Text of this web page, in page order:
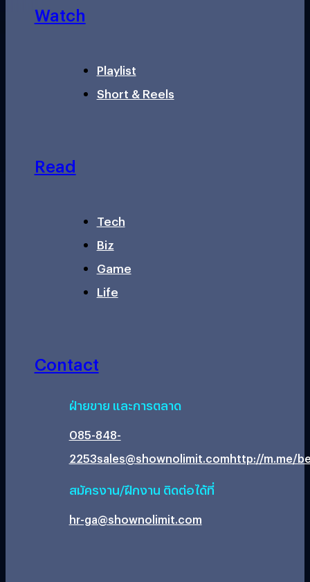
Watch
Playlist
Short & Reels
Read
Tech
Biz
Game
Life
Contact
ฝ่ายขาย และการตลาด
085-848-
2253sales@shownolimit.comhttp://m.me/
สมัครงาน/ฝึกงาน ติดต่อได้ที่
hr-ga@shownolimit.com